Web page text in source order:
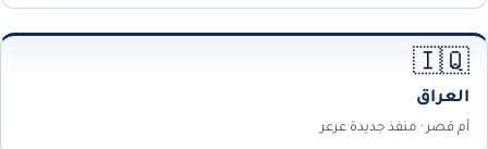
🇮🇶
العراق
أم قصر · منفذ جديدة عرعر